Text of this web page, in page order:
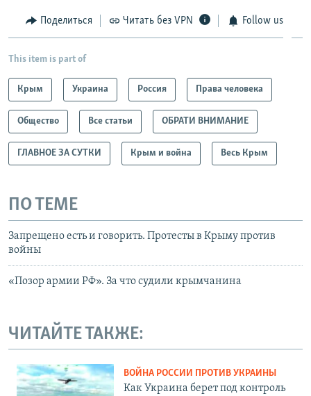
Поделиться Читать без VPN Follow us
This item is part of
Крым Украина Россия Права человека
Общество Все статьи ОБРАТИ ВНИМАНИЕ
ГЛАВНОЕ ЗА СУТКИ Крым и война Весь Крым
ПО ТЕМЕ
Запрещено есть и говорить. Протесты в Крыму против
войны
«Позор армии РФ». За что судили крымчанина
ЧИТАЙТЕ ТАКЖЕ:
ВОЙНА РОССИИ ПРОТИВ УКРАИНЫ
Как Украина берет под контроль